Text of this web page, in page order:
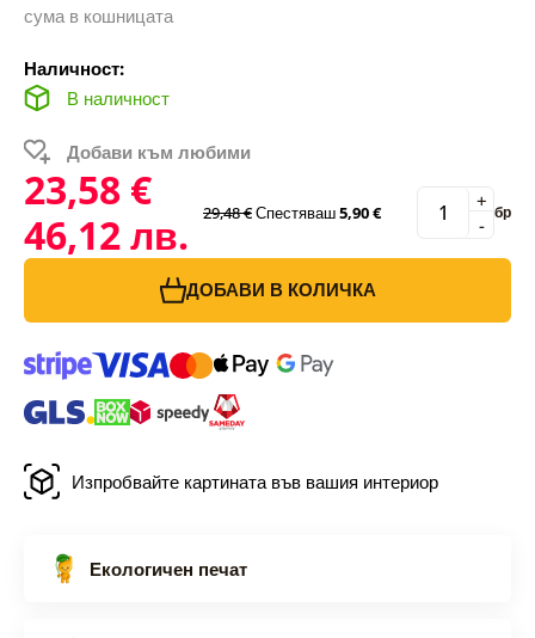
сума в кошницата
Наличност:
В наличност
Добави към любими
23,58 €
46,12 лв.
29,48 €Спестяваш5,90 € -
+ бр
ДОБАВИ В КОЛИЧКА
Изпробвайте картината във вашия интериор
Екологичен печат